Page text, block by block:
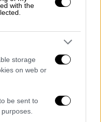
with the
storage
on web or
be sent to